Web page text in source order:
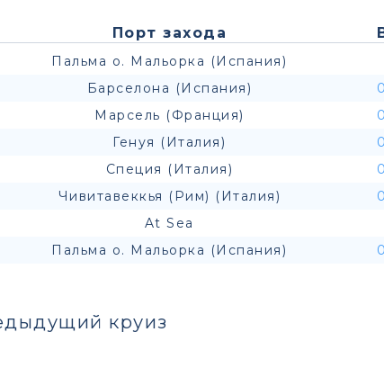
Порт захода
Пальма о. Мальорка (Испания)
Барселона (Испания)
Марсель (Франция)
Генуя (Италия)
Специя (Италия)
Чивитавеккья (Рим) (Италия)
At Sea
Пальма о. Мальорка (Испания)
круиз